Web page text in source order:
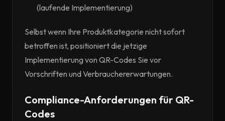
(laufende Implementierung)
Selbst wenn Ihre Produktkategorie nicht sofort
betroffen ist, positioniert die jetzige
Implementierung von QR-Codes Sie vor
Vorschriften und Verbrauchererwartungen.
Compliance-Anforderungen für QR-
Codes